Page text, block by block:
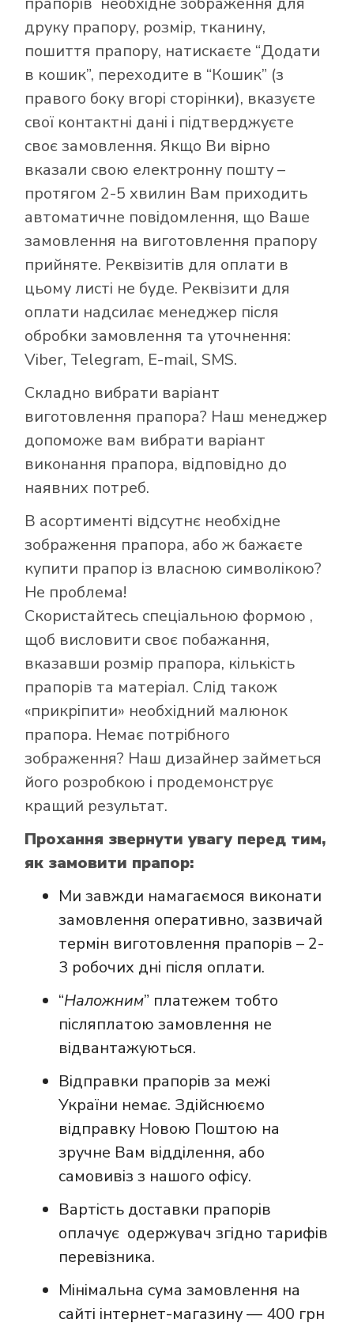
друку прапору, розмір, тканину,
пошиття прапору, натискаєте “Додати
в кошик”, переходите в “Кошик” (з
правого боку вгорі сторінки), вказуєте
свої контактні дані і підтверджуєте
своє замовлення. Якщо Ви вірно
вказали свою електронну пошту –
протягом 2-5 хвилин Вам приходить
автоматичне повідомлення, що Ваше
замовлення на виготовлення прапору
прийняте. Реквізитів для оплати в
цьому листі не буде. Реквізити для
оплати надсилає менеджер після
обробки замовлення та уточнення:
Viber, Telegram, E-mail, SMS.
Складно вибрати варіант
виготовлення прапора? Наш менеджер
допоможе вам вибрати варіант
виконання прапора, відповідно до
наявних потреб.
В асортименті відсутнє необхідне
зображення прапора, або ж бажаєте
купити прапор із власною символікою?
Не проблема!
Скористайтесь спеціальною формою ,
щоб висловити своє побажання,
вказавши розмір прапора, кількість
прапорів та матеріал. Слід також
«прикріпити» необхідний малюнок
прапора. Немає потрібного
зображення? Наш дизайнер займеться
його розробкою і продемонструє
кращий результат.
Прохання звернути увагу перед тим,
як замовити прапор:
Ми завжди намагаємося виконати
замовлення оперативно, зазвичай
термін виготовлення прапорів – 2-
3 робочих дні після оплати.
“Наложним” платежем тобто
післяплатою замовлення не
відвантажуються.
Відправки прапорів за межі
України немає. Здійснюємо
відправку Новою Поштою на
зручне Вам відділення, або
самовивіз з нашого офісу.
Вартість доставки прапорів
оплачує одержувач згідно тарифів
перевізника.
Мінімальна сума замовлення на
сайті інтернет-магазину — 400 грн
Як купити прапор
в інтернет-
магазині Лакор: